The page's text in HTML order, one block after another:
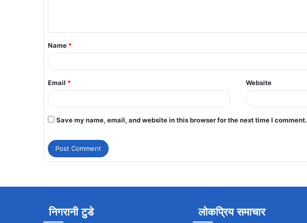
Name *
Email * Website
Save my name, email, and website in this browser for the next time I comment.
निगरानी टुडे लोकप्रिय समाचार